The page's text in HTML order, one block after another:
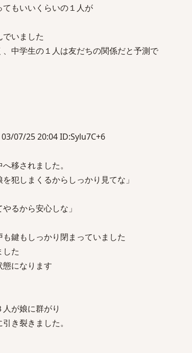
もいいくらいの１人が
いました
中学生の１人は友だちの関係だと予測で
07/25 20:04 ID:Sylu7C+6
移されました。
犯しまくるからしっかり見てな」
るから安心しな」
鍵もしっかり閉まっていました
した
になります
が娘に群がり
き裂きました。